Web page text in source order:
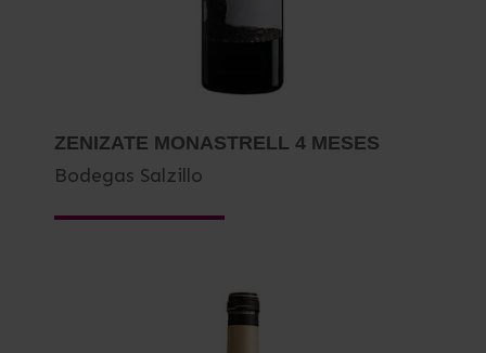
ZENIZATE MONASTRELL 4 MESES
Bodegas Salzillo